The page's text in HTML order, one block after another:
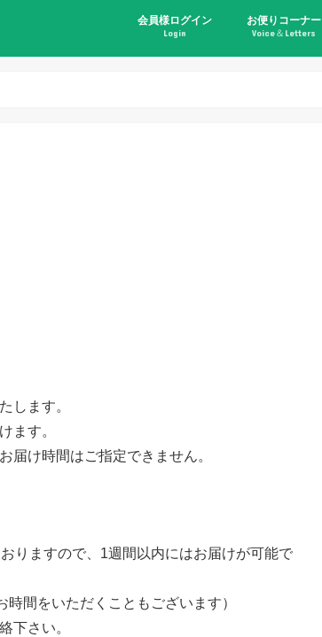
会員様ログイン
Login
お便りコーナー
Voice＆Letters
します。
ます。
け時間はご指定できません。
りますので、1週間以内にはお届けが可能で
間をいただくこともございます）
下さい。